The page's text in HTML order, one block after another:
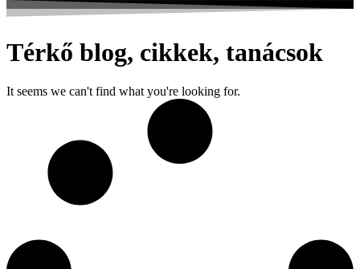
Térkő blog, cikkek, tanácsok
It seems we can't find what you're looking for.